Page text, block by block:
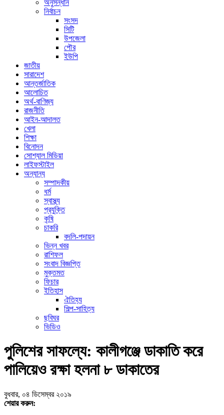
অনুসন্ধান
নির্বাচন
সংসদ
সিটি
উপজেলা
পৌর
ইউপি
জাতীয়
সারাদেশ
আন্তর্জাতিক
আলোচিত
অর্থ-বাণিজ্য
রাজনীতি
আইন-আদালত
খেলা
শিক্ষা
বিনোদন
সোশ্যাল মিডিয়া
লাইফস্টাইল
অন্যান্য
সম্পাদকীয়
ধর্ম
স্বাস্থ্য
প্রযুক্তি
কৃষি
চাকরি
বদলি-পদায়ন
ভিন্ন খবর
রাশিফল
সংবাদ বিজ্ঞপ্তি
মুক্তমত
ফিচার
ইতিহাস
ঐতিহ্য
শিল্প-সাহিত্য
ছবিঘর
ভিডিও
পুলিশের সাফল্যে: কালীগঞ্জে ডাকাতি করে
পালিয়েও রক্ষা হলনা ৮ ডাকাতের
বুধবার, ০৪ ডিসেম্বর ২০১৯
শেয়ার করুন: